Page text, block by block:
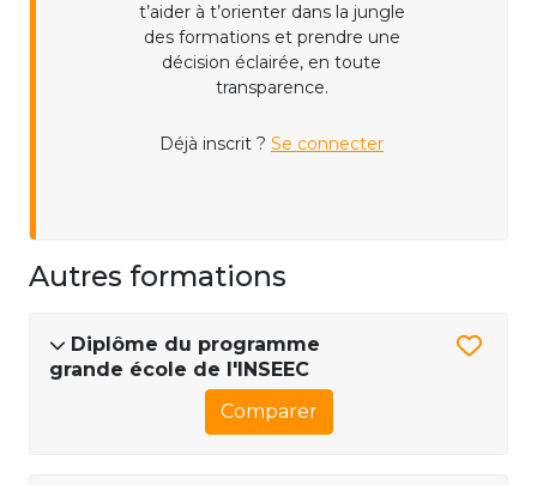
t’aider à t’orienter dans la jungle
des formations et prendre une
décision éclairée, en toute
transparence.
Déjà inscrit ? Se connecter
Autres formations
Diplôme du programme
grande école de l'INSEEC
Comparer